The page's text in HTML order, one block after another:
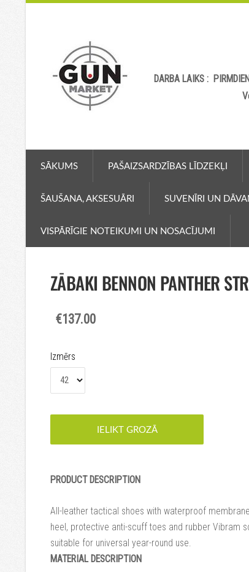
DARBA LAIKS :
SĀKUMS PAŠAIZSARDZĪBAS LĪDZEKĻI
ŠAUŠANA, AKSESUĀRI SUVENĪRI UN
VISPĀRĪGIE NOTEIKUMI UN NOSACĪJUMI
ZĀBAKI BENNON PANTHER
€137.00
Izmērs
IELIKT GROZĀ
PRODUCT DESCRIPTION
All-leather tactical shoes with waterproof
heel, protective anti-scuff toes and rubber Vibram
suitable for universal year-round use.
MATERIAL DESCRIPTION